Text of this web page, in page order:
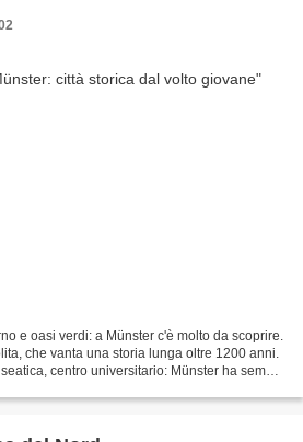
e oasi verdi: a Münster c'è molto da scoprire.
che vanta una storia lunga oltre 1200 anni.
centro universitario: Münster ha sempre